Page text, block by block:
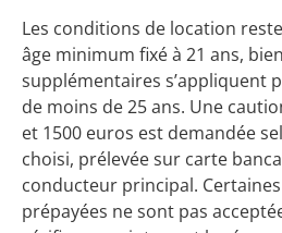
Les conditions de location
âge minimum fixé à 21 ans,
supplémentaires s’appliquent
de moins de 25 ans. Une
et 1500 euros est demandée
choisi, prélevée sur carte
conducteur principal.
prépayées ne sont pas